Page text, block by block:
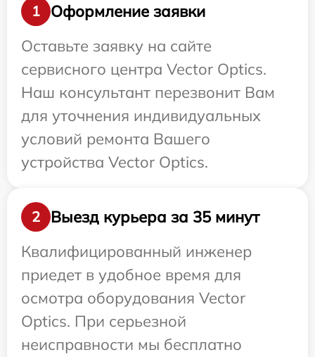
1
Оформление заявки
Оставьте заявку на сайте
сервисного центра Vector Optics.
Наш консультант перезвонит Вам
для уточнения индивидуальных
условий ремонта Вашего
устройства Vector Optics.
2
Выезд курьера за 35 минут
Квалифицированный инженер
приедет в удобное время для
осмотра оборудования Vector
Optics. При серьезной
неисправности мы бесплатно